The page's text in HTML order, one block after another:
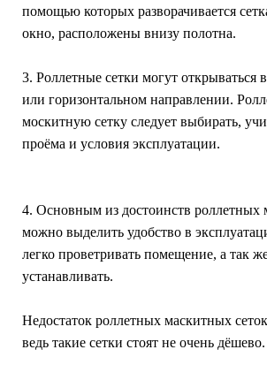
помощью которых разворачивается
окно, расположены внизу полотна.
3. Роллетные сетки могут открываться
или горизонтальном направлении.
москитную сетку следует выбирать,
проёма и условия эксплуатации.
4. Основным из достоинств роллетных
можно выделить удобство в
легко проветривать помещение, а так
устанавливать.
Недостаток роллетных маскитных
ведь такие сетки стоят не очень дёшево.